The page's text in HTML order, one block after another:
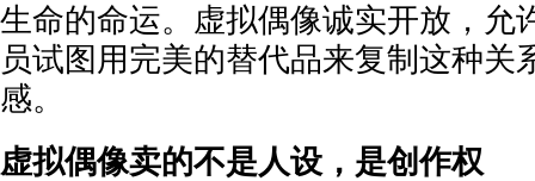
生命的命运。虚拟偶像诚实开放，允
员试图用完美的替代品来复制这种关
感。
虚拟偶像卖的不是人设，是创作权